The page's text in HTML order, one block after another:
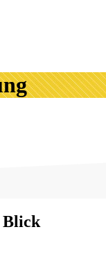
Blick